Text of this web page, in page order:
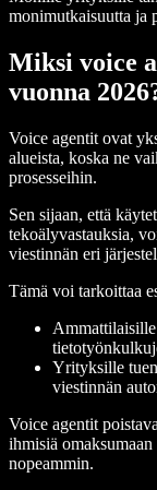
monimutkaisuutta ja
Miksi voice
vuonna
Voice agentit ovat
alueista, koska ne
prosesseihin.
Sen sijaan, että
tekoälyvastauksia,
viestinnän eri
Tämä voi tarkoittaa
Ammattilaisille
Yrityksille
viestinnän
Voice agentit
ihmisiä
nopeammin.